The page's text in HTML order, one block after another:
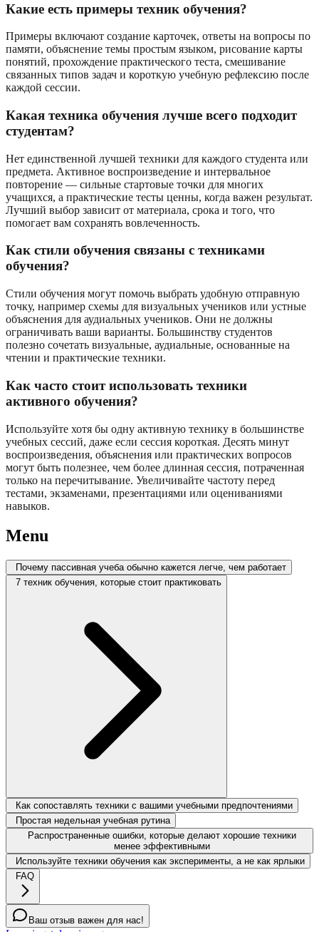
Какие есть примеры техник обучения?
Примеры включают создание карточек, ответы на вопросы по
памяти, объяснение темы простым языком, рисование карты
понятий, прохождение практического теста, смешивание
связанных типов задач и короткую учебную рефлексию после
каждой сессии.
Какая техника обучения лучше всего подходит
студентам?
Нет единственной лучшей техники для каждого студента или
предмета. Активное воспроизведение и интервальное
повторение — сильные стартовые точки для многих
учащихся, а практические тесты ценны, когда важен результат.
Лучший выбор зависит от материала, срока и того, что
помогает вам сохранять вовлеченность.
Как стили обучения связаны с техниками
обучения?
Стили обучения могут помочь выбрать удобную отправную
точку, например схемы для визуальных учеников или устные
объяснения для аудиальных учеников. Они не должны
ограничивать ваши варианты. Большинству студентов
полезно сочетать визуальные, аудиальные, основанные на
чтении и практические техники.
Как часто стоит использовать техники
активного обучения?
Используйте хотя бы одну активную технику в большинстве
учебных сессий, даже если сессия короткая. Десять минут
воспроизведения, объяснения или практических вопросов
могут быть полезнее, чем более длинная сессия, потраченная
только на перечитывание. Увеличивайте частоту перед
тестами, экзаменами, презентациями или оцениваниями
навыков.
Menu
Почему пассивная учеба обычно кажется легче, чем работает
7 техник обучения, которые стоит практиковать
Как сопоставлять техники с вашими учебными предпочтениями
Простая недельная учебная рутина
Распространенные ошибки, которые делают хорошие техники
менее эффективными
Используйте техники обучения как эксперименты, а не как ярлыки
FAQ
Ваш отзыв важен для нас!